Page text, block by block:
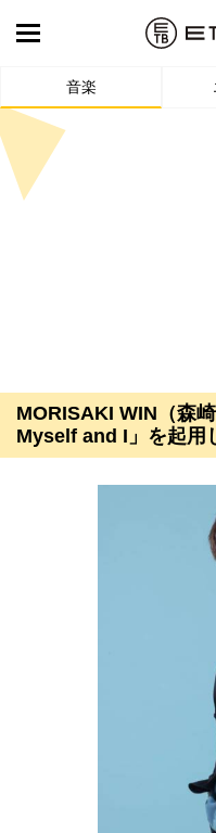
音楽
MORISAKI WIN（森
Myself and I」を起用